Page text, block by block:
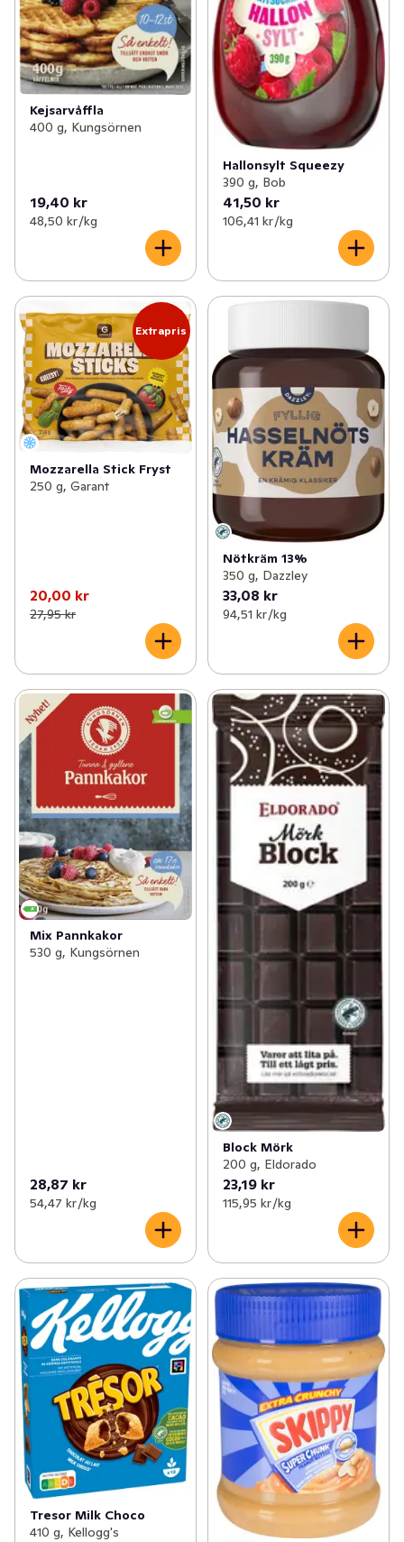
Kejsarvåffla
400 g, Kungsörnen
19,40 kr
48,50 kr /kg
Hallonsylt Squeezy
390 g, Bob
41,50 kr
106,41 kr /kg
Extrapris
Mozzarella Stick Fryst
250 g, Garant
20,00 kr
27,95 kr
Nötkräm 13%
350 g, Dazzley
33,08 kr
94,51 kr /kg
Mix Pannkakor
530 g, Kungsörnen
28,87 kr
54,47 kr /kg
Block Mörk
200 g, Eldorado
23,19 kr
115,95 kr /kg
Tresor Milk Choco
410 g, Kellogg's